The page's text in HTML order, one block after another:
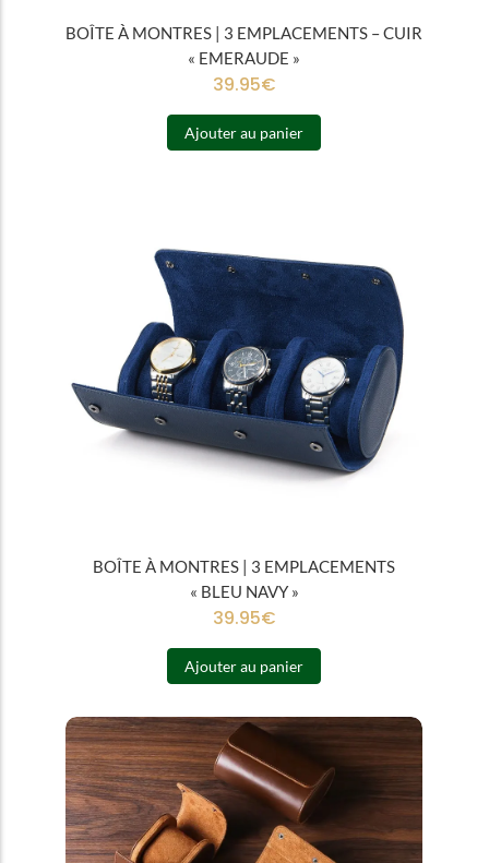
BOÎTE À MONTRES | 3 EMPLACEMENTS – CUIR
« EMERAUDE »
39.95€
Ajouter au panier
BOÎTE À MONTRES | 3 EMPLACEMENTS
« BLEU NAVY »
39.95€
Ajouter au panier